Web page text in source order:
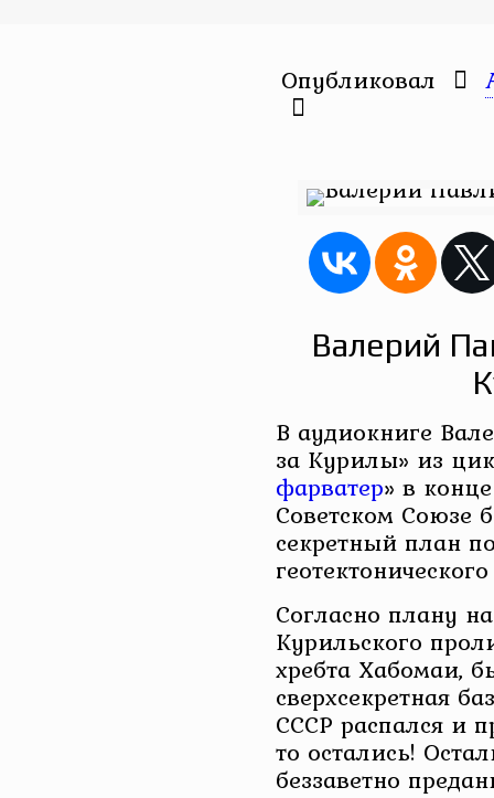
Опубликовал
Валерий
В аудиокниге
за Курилы» из
фарватер» в
Советском Союзе
секретный план
Согласно плану
Курильского
хребта Хабомаи,
сверхсекретная
СССР распался и
то остались!
беззаветно